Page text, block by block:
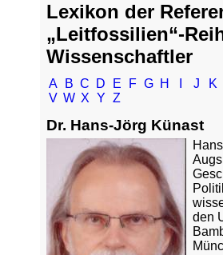
Lexikon der
„Leitfossilien“-
Wissenschaftler
A B C D E F G H J K
V W X Y Z
Dr. Hans-Jörg Künast
den